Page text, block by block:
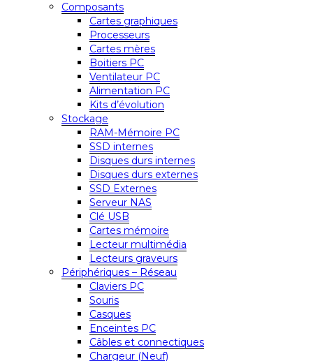
Composants
Cartes graphiques
Processeurs
Cartes mères
Boitiers PC
Ventilateur PC
Alimentation PC
Kits d’évolution
Stockage
RAM-Mémoire PC
SSD internes
Disques durs internes
Disques durs externes
SSD Externes
Serveur NAS
Clé USB
Cartes mémoire
Lecteur multimédia
Lecteurs graveurs
Périphériques – Réseau
Claviers PC
Souris
Casques
Enceintes PC
Câbles et connectiques
Chargeur (Neuf)